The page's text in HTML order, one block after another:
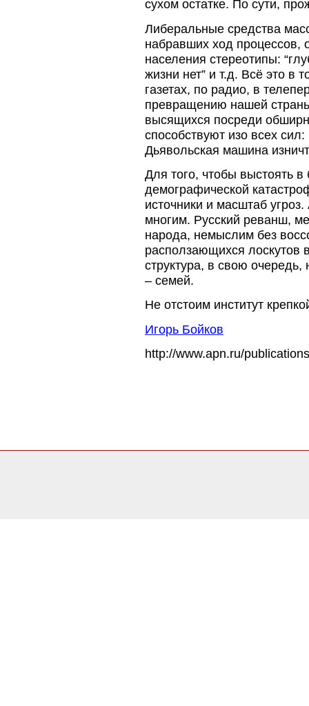
сухом остатке. По сути,
Либеральные средства
набравших ход процессов,
населения стереотипы:
жизни нет” и т.д. Всё это в
газетах, по радио, в
превращению нашей
высящихся посреди
способствуют изо всех
Дьявольская машина
Для того, чтобы выстоять
демографической
источники и масштаб
многим. Русский реванш,
народа, немыслим без
расползающихся лоскутов
структура, в свою
– семей.
Не отстоим институт
Игорь Бойков
http://www.apn.ru/